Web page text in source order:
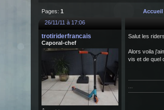
Pages: 1 Accueil
26/11/11 à 17:06
trotiriderfrancais
Caporal-chef
Salut les
Alors voila
vis et de quel